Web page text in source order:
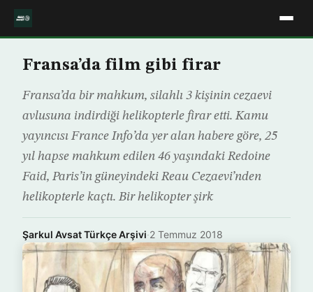
Fransa’da film gibi firar
Fransa’da bir mahkum, silahlı 3 kişinin cezaevi
avlusuna indirdiği helikopterle firar etti. Kamu
yayıncısı France Info’da yer alan habere göre, 25
yıl hapse mahkum edilen 46 yaşındaki Redoine
Faid, Paris’in güneyindeki Reau Cezaevi’nden
helikopterle kaçtı. Bir helikopter şirk
Şarkul Avsat Türkçe Arşivi·2 Temmuz 2018